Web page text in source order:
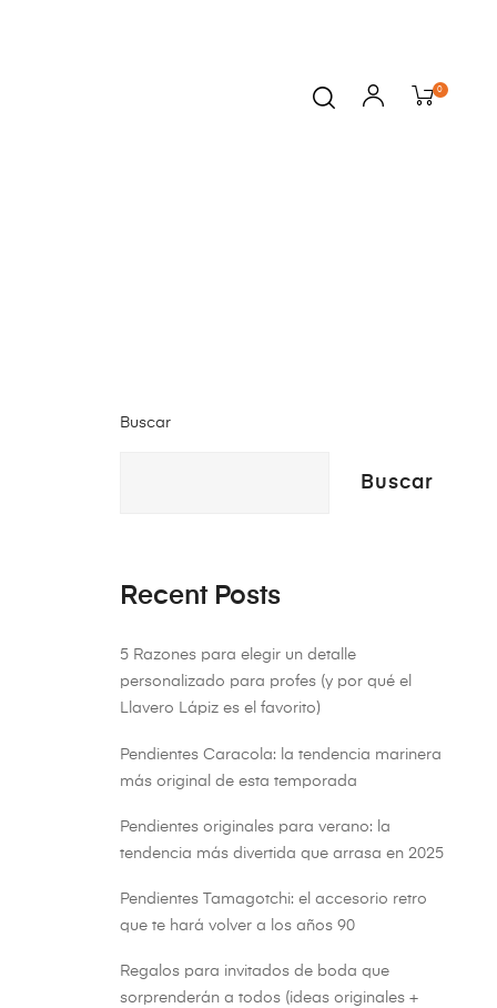
0
Buscar
Buscar
Recent Posts
5 Razones para elegir un detalle
personalizado para profes (y por qué el
Llavero Lápiz es el favorito)
Pendientes Caracola: la tendencia marinera
más original de esta temporada
Pendientes originales para verano: la
tendencia más divertida que arrasa en 2025
Pendientes Tamagotchi: el accesorio retro
que te hará volver a los años 90
Regalos para invitados de boda que
sorprenderán a todos (ideas originales +